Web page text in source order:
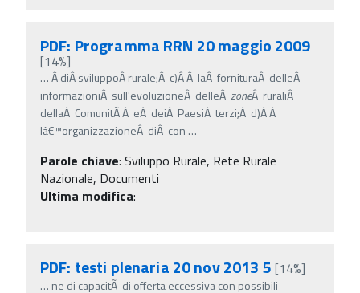
PDF: Programma RRN 20 maggio 2009
[14%]
…Â diÂ sviluppoÂ rurale;Â c)Â Â laÂ fornituraÂ delleÂ
informazioniÂ sull'evoluzioneÂ delleÂ zoneÂ ruraliÂ
dellaÂ ComunitÃ Â eÂ deiÂ PaesiÂ terzi;Â d)Â Â
lâ€™organizzazioneÂ diÂ con …
Parole chiave: Sviluppo Rurale, Rete Rurale
Nazionale, Documenti
Ultima modifica:
PDF: testi plenaria 20 nov 2013 5 [14%]
… ne di capacitÃ di offerta eccessiva con possibili